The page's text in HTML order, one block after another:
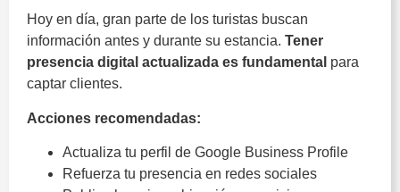
Hoy en día, gran parte de los turistas buscan
información antes y durante su estancia. Tener
presencia digital actualizada es fundamental para
captar clientes.
Acciones recomendadas:
Actualiza tu perfil de Google Business Profile
Refuerza tu presencia en redes sociales